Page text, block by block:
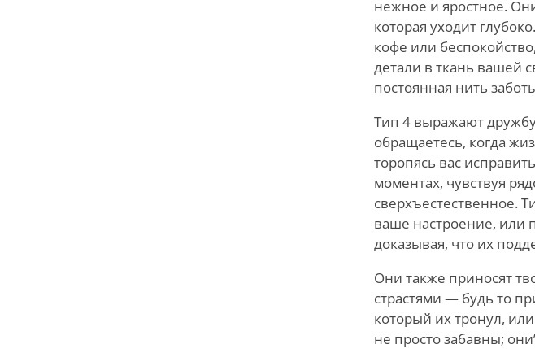
нежное и яростное.
которая уходит
кофе или
детали в ткань вашей
постоянная нить
Тип 4 выражают
обращаетесь, когда
торопясь вас
моментах, чувствуя
сверхъестественное.
ваше настроение, или
доказывая, что их
Они также приносят
страстями — будь то
который их тронул,
не просто забавны; они’